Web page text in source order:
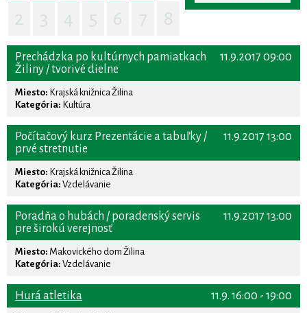
11.9.2017 09:00
Prechádzka po kultúrnych pamiatkach
Žiliny / tvorivé dielne
Miesto: Krajská knižnica Žilina
Kategória: Kultúra
11.9.2017 13:00
Počítačový kurz Prezentácie a tabuľky /
prvé stretnutie
Miesto: Krajská knižnica Žilina
Kategória: Vzdelávanie
11.9.2017 13:00
Poradňa o hubách / poradenský servis
pre širokú verejnosť
Miesto: Makovického dom Žilina
Kategória: Vzdelávanie
11.9. 16:00 - 19:00
Hurá atletika